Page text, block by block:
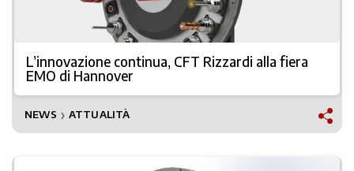
L’innovazione continua, CFT Rizzardi alla fiera
EMO di Hannover
NEWS ❯ ATTUALITÀ